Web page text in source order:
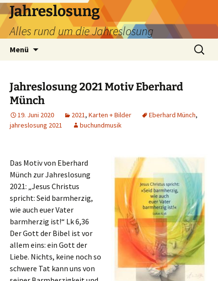
Zum
Inhalt
springen
Jahreslosung
Alles rund um die Jahreslosung
Menü
Suchen
nach:
Jahreslosung 2021 Motiv Eberhard
Münch
19. Juni 2020 2021, Karten + Bilder Eberhard Münch,
jahreslosung 2021
buchundmusik
Das Motiv von Eberhard
Münch zur Jahreslosung
2021: „Jesus Christus
spricht: Seid barmherzig,
wie auch euer Vater
barmherzig ist!“ Lk 6,36
Der Gott der Bibel ist vor
allem eins: ein Gott der
Liebe. Nichts, keine noch so
schwere Tat kann uns von